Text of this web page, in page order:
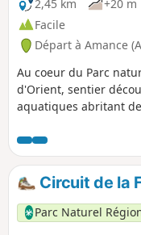
2,45 km
+20 m
Facile
Départ à Amance
Au coeur du Parc
d'Orient, sentier
aquatiques abritant
en place par l'ONF et le
promenade
qui permet d'aborder
Domaniale du
domaine forestier que
possédé en Occident.
Circuit de la
Parc Naturel